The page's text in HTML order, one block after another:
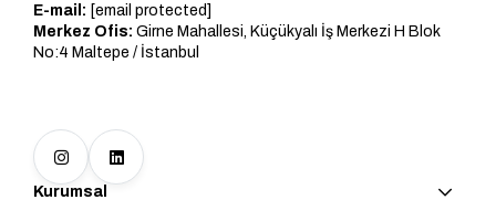
E-mail: [email protected]
Merkez Ofis: Girne Mahallesi, Küçükyalı İş Merkezi H Blok
No:4 Maltepe / İstanbul
Kurumsal